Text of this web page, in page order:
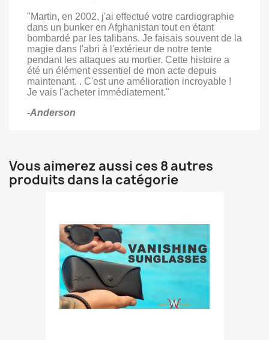
"Martin, en 2002, j'ai effectué votre cardiographie
dans un bunker en Afghanistan tout en étant
bombardé par les talibans. Je faisais souvent de la
magie dans l'abri à l'extérieur de notre tente
pendant les attaques au mortier. Cette histoire a
été un élément essentiel de mon acte depuis
maintenant. . C'est une amélioration incroyable !
Je vais l'acheter immédiatement."
-Anderson
Vous aimerez aussi ces 8 autres
produits dans la catégorie